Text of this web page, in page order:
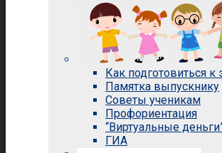
Как подготовиться
Памятка выпускнику
Советы ученикам
Профориентация
“Виртуальные
ГИА